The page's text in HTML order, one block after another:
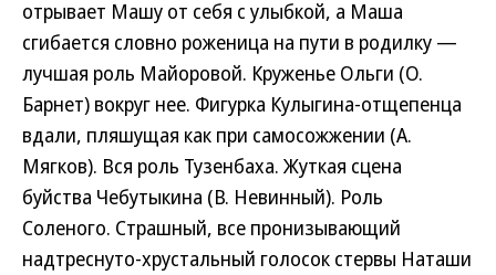
отрывает Машу от себя с улыбкой, а Маша
сгибается словно роженица на пути в родилку —
лучшая роль Майоровой. Круженье Ольги (О.
Барнет) вокруг нее. Фигурка Кулыгина-отщепенца
вдали, пляшущая как при самосожжении (А.
Мягков). Вся роль Тузенбаха. Жуткая сцена
буйства Чебутыкина (В. Невинный). Роль
Соленого. Страшный, все пронизывающий
надтреснуто-хрустальный голосок стервы Наташи